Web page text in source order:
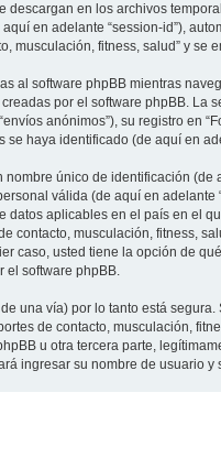
descargan en los archivos
en adelante “session-id”),
musculación, fitness, salud” y
al software phpBB mientras
por el software phpBB. La
anónimos”), su registro en
haya identificado (de aquí en
único de identificación
válida (de aquí en
datos aplicables en el país en el
contacto, musculación, fitness,
caso, usted tiene la opción de
el software phpBB.
una vía) por lo tanto está
de contacto, musculación,
u otra tercera parte,
ingresar su nombre de usuario